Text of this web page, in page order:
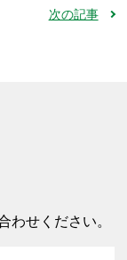
次の記事
わせください。